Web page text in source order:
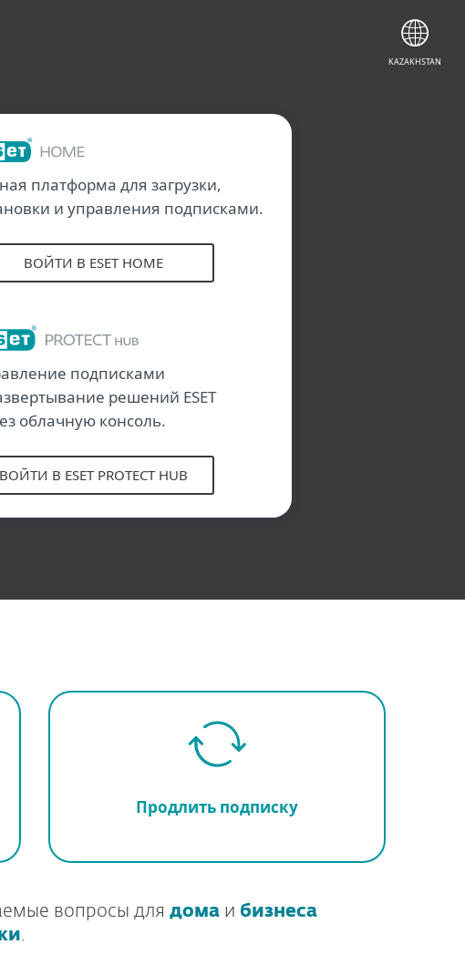
платформа для загрузки,
и управления подписками.
ВОЙТИ В ESET HOME
подписками
решений ESET
облачную консоль.
ВОЙТИ В ESET PROTECT HUB
Продлить подписку
вопросы для домаи бизнеса
.
KAZAKHSTAN